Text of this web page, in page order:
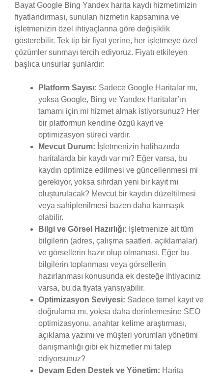
Bayat Google Bing Yandex harita kaydı hizmetimizin
fiyatlandırması, sunulan hizmetin kapsamına ve
işletmenizin özel ihtiyaçlarına göre değişiklik
gösterebilir. Tek tip bir fiyat yerine, her işletmeye özel
çözümler sunmayı tercih ediyoruz. Fiyatı etkileyen
başlıca unsurlar şunlardır:
Platform Sayısı: Sadece Google Haritalar mı,
yoksa Google, Bing ve Yandex Haritalar’ın
tamamı için mi hizmet almak istiyorsunuz? Her
bir platformun kendine özgü kayıt ve
optimizasyon süreci vardır.
Mevcut Durum: İşletmenizin halihazırda
haritalarda bir kaydı var mı? Eğer varsa, bu
kaydın optimize edilmesi ve güncellenmesi mi
gerekiyor, yoksa sıfırdan yeni bir kayıt mı
oluşturulacak? Mevcut bir kaydın düzeltilmesi
veya sahiplenilmesi bazen daha karmaşık
olabilir.
Bilgi ve Görsel Hazırlığı: İşletmenize ait tüm
bilgilerin (adres, çalışma saatleri, açıklamalar)
ve görsellerin hazır olup olmaması. Eğer bu
bilgilerin toplanması veya görsellerin
hazırlanması konusunda ek desteğe ihtiyacınız
varsa, bu da fiyata yansıyabilir.
Optimizasyon Seviyesi: Sadece temel kayıt ve
doğrulama mı, yoksa daha derinlemesine SEO
optimizasyonu, anahtar kelime araştırması,
açıklama yazımı ve müşteri yorumları yönetimi
danışmanlığı gibi ek hizmetler mi talep
ediyorsunuz?
Devam Eden Destek ve Yönetim: Harita